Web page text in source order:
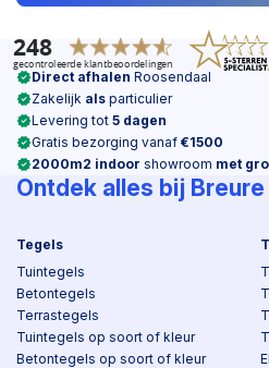
Direct afhalen Roosendaal
Zakelijk als particulier
Levering tot 5 dagen
Gratis bezorging vanaf €1500
2000m2 indoor showroom met
Ontdek alles bij Breure
Tegels
Tuintegels
Betontegels
Terrastegels
Tuintegels op soort of kleur
Betontegels op soort of kleur